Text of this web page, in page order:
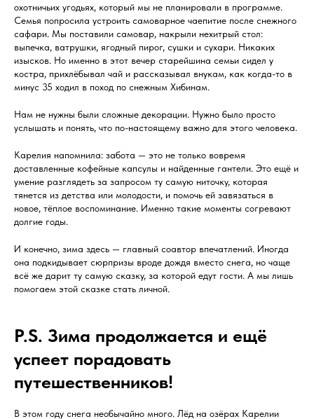
охотничьих угодьях, который мы не планировали в программе.
Семья попросила устроить самоварное чаепитие после снежного
сафари. Мы поставили самовар, накрыли нехитрый стол:
выпечка, ватрушки, ягодный пирог, сушки и сухари. Никаких
изысков. Но именно в этот вечер старейшина семьи сидел у
костра, прихлёбывал чай и рассказывал внукам, как когда-то в
минус 35 ходил в поход по снежным Хибинам.
Нам не нужны были сложные декорации. Нужно было просто
услышать и понять, что по-настоящему важно для этого человека.
Карелия напомнила: забота — это не только вовремя
доставленные кофейные капсулы и найденные гантели. Это ещё и
умение разглядеть за запросом ту самую ниточку, которая
тянется из детства или молодости, и помочь ей завязаться в
новое, тёплое воспоминание. Именно такие моменты согревают
долгие годы.
И конечно, зима здесь — главный соавтор впечатлений. Иногда
она подкидывает сюрпризы вроде дождя вместо снега, но чаще
всё же дарит ту самую сказку, за которой едут гости. А мы лишь
помогаем этой сказке стать личной.
P.S. Зима продолжается и ещё
успеет порадовать
путешественников!
В этом году снега необычайно много. Лёд на озёрах Карелии